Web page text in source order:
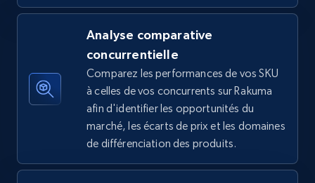
URL, Product id, Title, Seller name, Seller rating,
Seller reviews, Breadcrumbs, Root category, and
Commencer
Analyse comparative
concurrentielle
Comparez les performances de vos SKU
à celles de vos concurrents sur Rakuma
afin d'identifier les opportunités du
marché, les écarts de prix et les domaines
de différenciation des produits.